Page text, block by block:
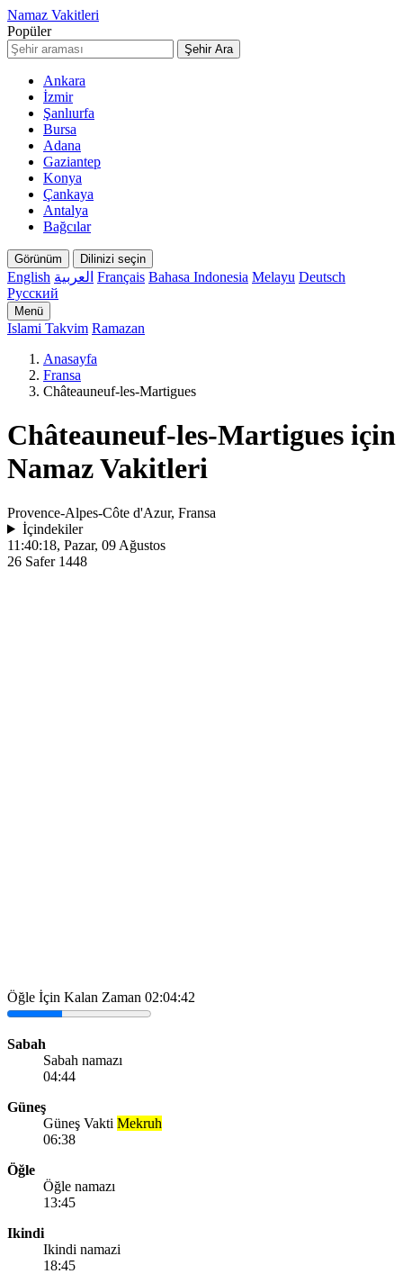
Namaz Vakitleri
Popüler
Şehir Ara
Ankara
İzmir
Şanlıurfa
Bursa
Adana
Gaziantep
Konya
Çankaya
Antalya
Bağcılar
Görünüm Dilinizi seçin
English العربية Français Bahasa Indonesia Melayu Deutsch
Русский
Menü
Islami Takvim Ramazan
Anasayfa
Fransa
Châteauneuf-les-Martigues
Châteauneuf-les-Martigues için
Namaz Vakitleri
Provence-Alpes-Côte d'Azur, Fransa
İçindekiler
11:40:18, Pazar, 09 Ağustos
26 Safer 1448
Öğle İçin Kalan Zaman 02:04:42
Sabah
Sabah namazı
04:44
Güneş
Güneş Vakti Mekruh
06:38
Öğle
Öğle namazı
13:45
Ikindi
Ikindi namazi
18:45